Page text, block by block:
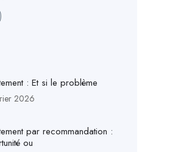
: Et si le problème
2026
par recommandation :
ou